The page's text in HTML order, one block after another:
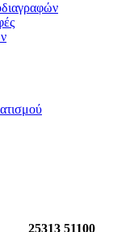
25313 51100